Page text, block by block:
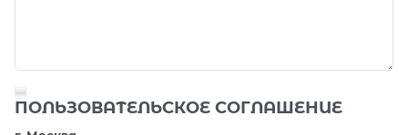
ПОЛЬЗОВАТЕЛЬСКОЕ СОГЛАШЕНИЕ